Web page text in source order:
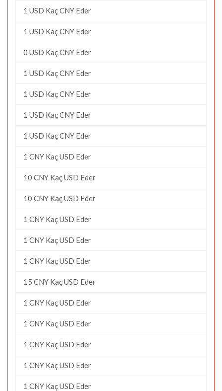
1 USD Kaç CNY Eder
1 USD Kaç CNY Eder
0 USD Kaç CNY Eder
1 USD Kaç CNY Eder
1 USD Kaç CNY Eder
1 USD Kaç CNY Eder
1 USD Kaç CNY Eder
1 CNY Kaç USD Eder
10 CNY Kaç USD Eder
10 CNY Kaç USD Eder
1 CNY Kaç USD Eder
1 CNY Kaç USD Eder
1 CNY Kaç USD Eder
15 CNY Kaç USD Eder
1 CNY Kaç USD Eder
1 CNY Kaç USD Eder
1 CNY Kaç USD Eder
1 CNY Kaç USD Eder
1 CNY Kaç USD Eder